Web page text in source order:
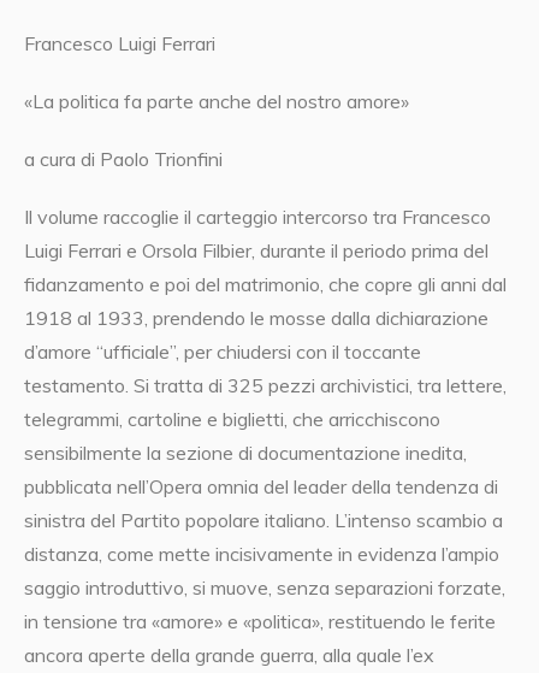
Francesco Luigi Ferrari
«La politica fa parte anche del nostro amore»
a cura di Paolo Trionfini
Il volume raccoglie il carteggio intercorso tra Francesco
Luigi Ferrari e Orsola Filbier, durante il periodo prima del
fidanzamento e poi del matrimonio, che copre gli anni dal
1918 al 1933, prendendo le mosse dalla dichiarazione
d’amore “ufficiale”, per chiudersi con il toccante
testamento. Si tratta di 325 pezzi archivistici, tra lettere,
telegrammi, cartoline e biglietti, che arricchiscono
sensibilmente la sezione di documentazione inedita,
pubblicata nell’Opera omnia del leader della tendenza di
sinistra del Partito popolare italiano. L’intenso scambio a
distanza, come mette incisivamente in evidenza l’ampio
saggio introduttivo, si muove, senza separazioni forzate,
in tensione tra «amore» e «politica», restituendo le ferite
ancora aperte della grande guerra, alla quale l’ex